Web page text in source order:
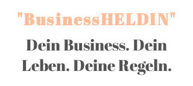
"BusinessHELDIN"
Dein Business. Dein
Leben. Deine Regeln.